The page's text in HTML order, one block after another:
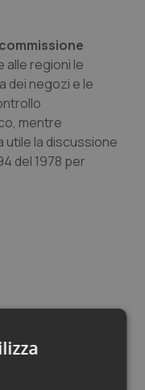
alle regioni le
dei negozi e le
mentre
utile la discussione
del 1978 per